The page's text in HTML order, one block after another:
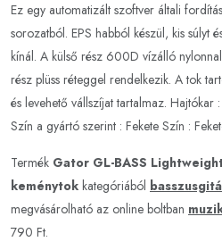
Ez egy automatizált szoftver általi
sorozatból. EPS habból készül, kis súlyt
kínál. A külső rész 600D vízálló
rész plüss réteggel rendelkezik. A tok
és levehető vállszíjat tartalmaz. Hajtókar
Szín a gyártó szerint : Fekete Szín :
Termék Gator GL-BASS
keménytok kategóriából
megvásárolható az online boltban
790 Ft.